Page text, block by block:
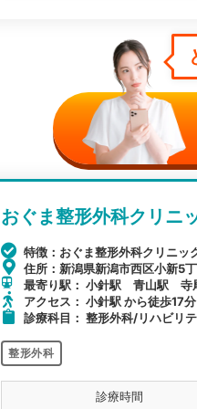
おぐま整形外科クリニ
特徴：おぐま整形外科クリニッ
住所：新潟県新潟市西区小新5
最寄り駅： 小針駅 青山駅 寺
アクセス： 小針駅 から徒歩17分
診療科目： 整形外科/リハビリ
整形外科
診療時間